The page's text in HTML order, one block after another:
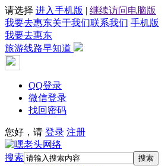
请选择 进入手机版 | 继续访问电脑版
我要去惠东关于我们联系我们 手机版
我要去惠东
旅游线路早知道
QQ登录
微信登录
找回密码
您好，请 登录 注册
搜索 搜索